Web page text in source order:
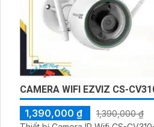
CAMERA WIFI EZVIZ CS-
1,390,000 ₫
1,390,000 ₫